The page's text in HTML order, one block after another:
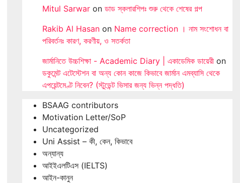
Mitul Sarwar on ডাড স্কলারশিপঃ শুরু থেকে শেষের গল্প
Rakib Al Hasan on Name correction । নাম সংশোধন বা
পরিবর্তনঃ কারণ, করণীয়, ও সতর্কতা
জার্মানিতে উচ্চশিক্ষা - Academic Diary | একাডেমিক ডায়েরী on
ডকুমেন্ট এটেস্টেশন বা অন্য কোন কাজে কিভাবে জার্মান এমব্যাসি থেকে
এপয়েন্টমেণ্ট নিবেন? (স্টুডেন্ট ভিসার জন্য ভিন্ন পদ্ধতি)
BSAAG contributors
Motivation Letter/SoP
Uncategorized
Uni Assist – কী, কেন, কিভাবে
অন্যান্য
আইইএলটিএস (IELTS)
আইন-কানুন